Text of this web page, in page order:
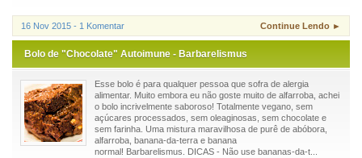
16 Nov 2015 - 1 Komentar Continue Lendo ►
Bolo de "Chocolate" Autoimune - Barbarelismus
Esse bolo é para qualquer pessoa que sofra de alergia
alimentar. Muito embora eu não goste muito de alfarroba, achei
o bolo incrivelmente saboroso! Totalmente vegano, sem
açúcares processados, sem oleaginosas, sem chocolate e
sem farinha. Uma mistura maravilhosa de purê de abóbora,
alfarroba, banana-da-terra e banana
normal! Barbarelismus. DICAS - Não use bananas-da-t...